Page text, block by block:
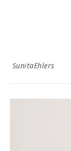
SunitaEhlers